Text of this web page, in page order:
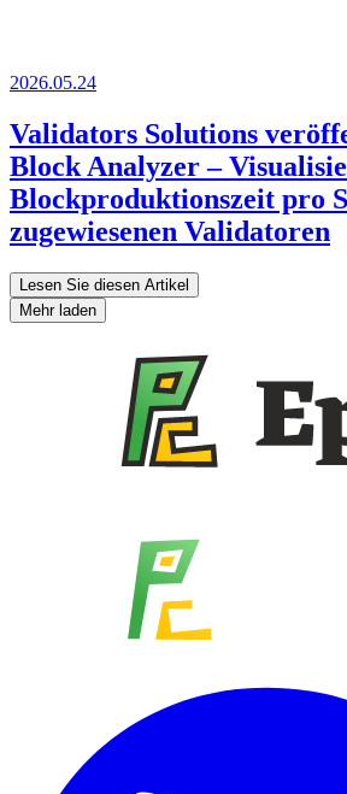
2026.05.24
Validators Solutions
Block Analyzer –
Blockproduktionszeit pro
zugewiesenen Validatoren
Lesen Sie diesen Artikel
Mehr laden